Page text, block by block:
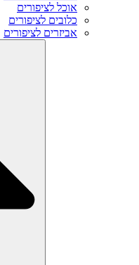
אוכל לציפורים
כלובים לציפורים
אביזרים לציפורים